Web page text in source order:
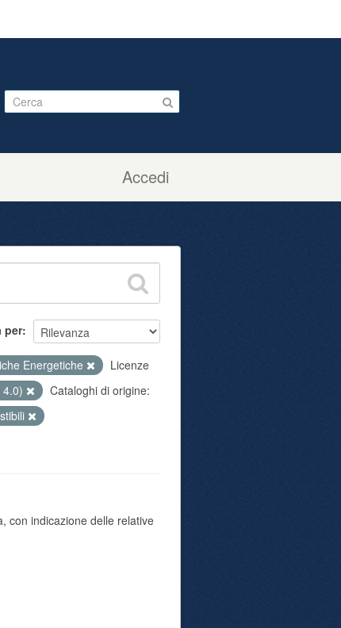
Accedi
per
Energetiche
Licenze
Cataloghi di origine:
con indicazione delle relative